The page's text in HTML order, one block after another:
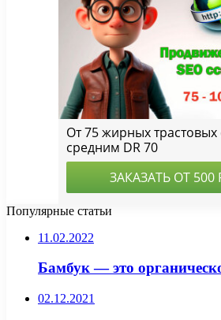
Популярные статьи
11.02.2022
Бамбук — это
02.12.2021